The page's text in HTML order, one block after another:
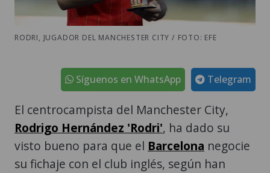
RODRI, JUGADOR DEL MANCHESTER CITY / FOTO: EFE
Telegram
Síguenos en WhatsApp
El centrocampista del Manchester City,
Rodrigo Hernández 'Rodri', ha dado su
visto bueno para que el Barcelona negocie
su fichaje con el club inglés, según han